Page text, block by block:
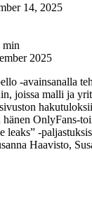
14, 2025
min
2025
-avainsanalla
joissa malli ja
hänen OnlyFans-
leaks” -
Haavisto,